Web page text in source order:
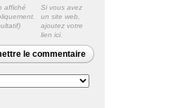
affiché
Si vous avez
un site web,
ajoutez votre
lien ici.
le commentaire